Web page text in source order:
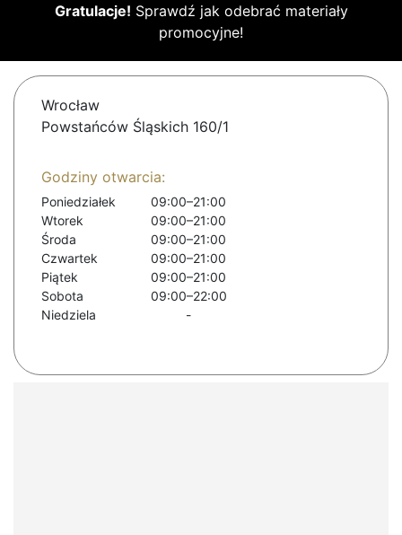
Gratulacje! Sprawdź jak odebrać materiały
promocyjne!
Wrocław
Powstańców Śląskich 160/1
Godziny otwarcia:
Poniedziałek
09:00–21:00
Wtorek
09:00–21:00
Środa
09:00–21:00
Czwartek
09:00–21:00
Piątek
09:00–21:00
Sobota
09:00–22:00
Niedziela
-